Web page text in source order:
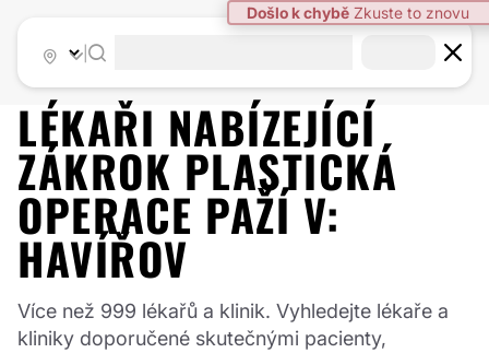
LÉKAŘI NABÍZEJÍCÍ
ZÁKROK PLASTICKÁ
OPERACE PAŽÍ V:
HAVÍŘOV
Více než 999 lékařů a klinik. Vyhledejte lékaře a
kliniky doporučené skutečnými pacienty,